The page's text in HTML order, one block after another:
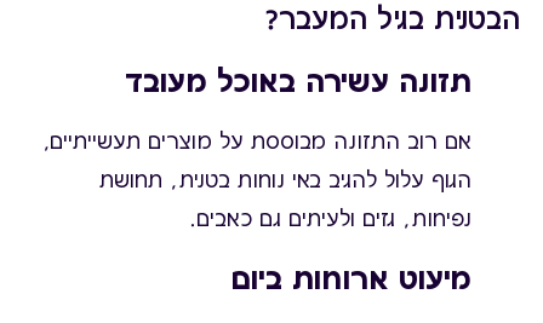
הבטנית בגיל המעבר?
תזונה עשירה באוכל מעובד
אם רוב התזונה מבוססת על מוצרים תעשייתיים,
הגוף עלול להגיב באי נוחות בטנית, תחושת
נפיחות, גזים ולעיתים גם כאבים.
מיעוט ארוחות ביום